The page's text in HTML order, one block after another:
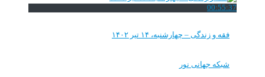
00:55:37
فقه و زندگی – چهارشنبه، ۱۴ تیر ۱۴۰۲
شبکه جهانی نور